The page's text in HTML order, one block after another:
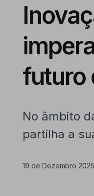
futuro
No âmbito
partilha a
19 de Dezembro 2025